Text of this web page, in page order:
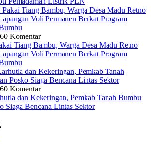
0 Komentar
Tiang Bambu, Warga Desa Madu Retno
Voli Permanen Berkat Program
0 Komentar
dan Kekeringan, Pemkab Tanah Bumbu
Siaga Bencana Lintas Sektor